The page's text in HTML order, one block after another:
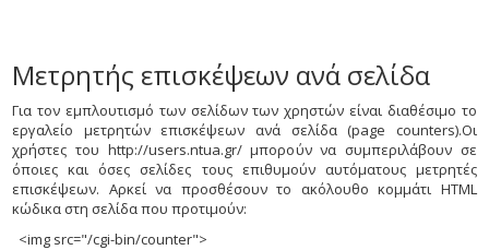
Μετρητής επισκέψεων ανά σελίδα
Για τον εμπλουτισμό των σελίδων των χρηστών είναι διαθέσιμο το
εργαλείο μετρητών επισκέψεων ανά σελίδα (page counters).Οι
χρήστες του http://users.ntua.gr/ μπορούν να συμπεριλάβουν σε
όποιες και όσες σελίδες τους επιθυμούν αυτόματους μετρητές
επισκέψεων. Αρκεί να προσθέσουν το ακόλουθο κομμάτι HTML
κώδικα στη σελίδα που προτιμούν:
<img src="/cgi-bin/counter">